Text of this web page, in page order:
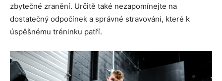
zbytečné zranění. Určitě také nezapomínejte na
dostatečný odpočinek a správné stravování, které k
úspěšnému tréninku patří.